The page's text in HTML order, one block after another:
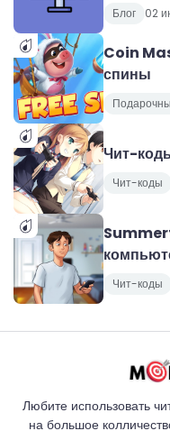
Блог 02
Coin
спины
Чит-
Чит-коды
Чит-коды
Любите использовать
на большое